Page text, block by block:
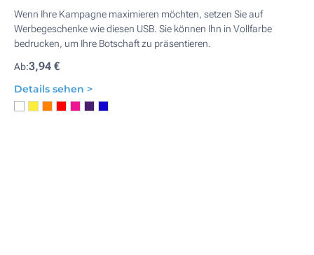
Wenn Ihre Kampagne maximieren möchten, setzen Sie auf
Werbegeschenke wie diesen USB. Sie können Ihn in Vollfarbe
bedrucken, um Ihre Botschaft zu präsentieren.
Ab:3,94 €
Details sehen >